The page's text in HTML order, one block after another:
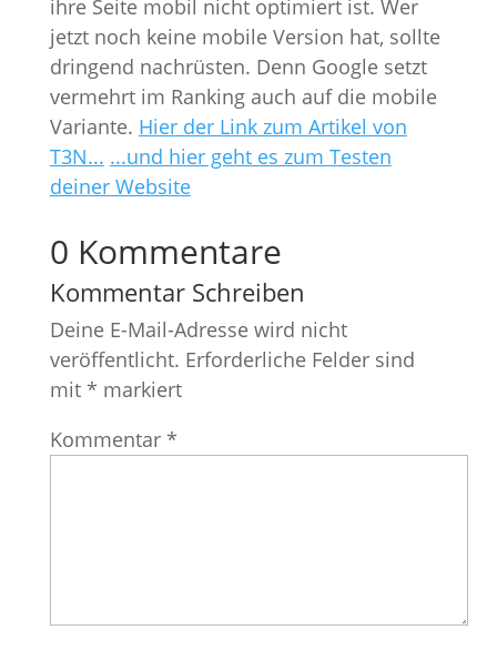
ihre Seite mobil nicht optimiert ist. Wer
jetzt noch keine mobile Version hat, sollte
dringend nachrüsten. Denn Google setzt
vermehrt im Ranking auch auf die mobile
Variante. Hier der Link zum Artikel von
T3N... ...und hier geht es zum Testen
deiner Website
0 Kommentare
Kommentar Schreiben
Deine E-Mail-Adresse wird nicht
veröffentlicht. Erforderliche Felder sind
mit * markiert
Kommentar *